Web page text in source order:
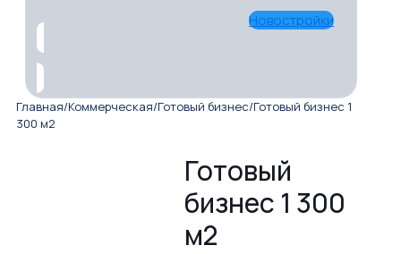
Новостройки
Главная/Коммерческая/Готовый бизнес/Готовый бизнес 1
300 м2
Готовый
бизнес 1 300
м2